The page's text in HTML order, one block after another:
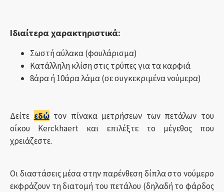
Ιδιαίτερα χαρακτηριστικά:
Σωστή αύλακα (φουλάρισμα)
Κατάλληλη κλίση στις τρύπες για τα καρφιά
8άρα ή 10άρα λάμα (σε συγκεκριμένα νούμερα)
Δείτε εδώτον πίνακα μετρήσεων των πετάλων του
οίκου Kerckhaert και επιλέξτε το μέγεθος που
χρειάζεστε.
Οι διαστάσεις μέσα στην παρένθεση δίπλα στο νούμερο
εκφράζουν τη διατομή του πετάλου (δηλαδή το φάρδος